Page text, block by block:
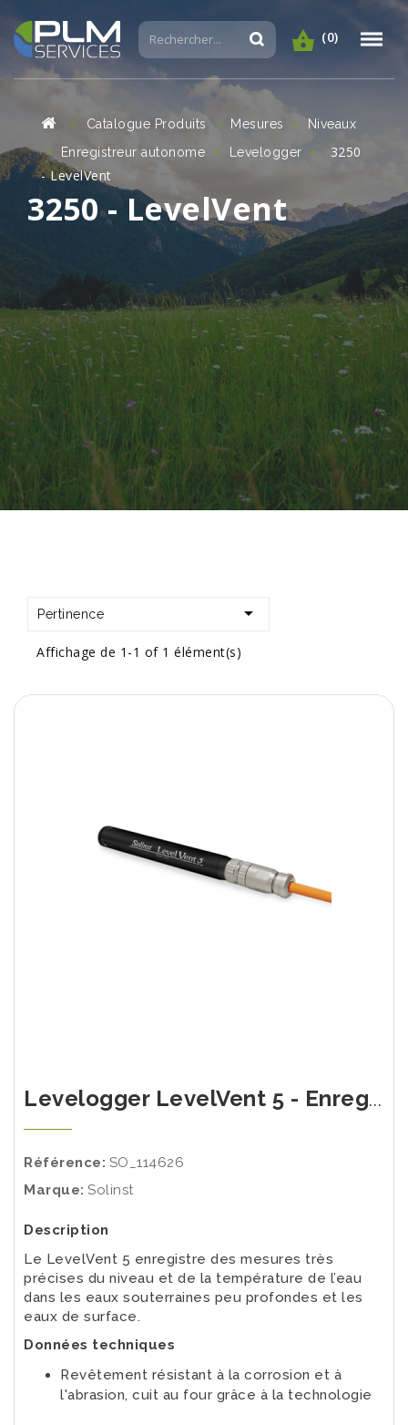
(0)
Catalogue Produits Mesures
Niveaux
Enregistreur autonome
Levelogger
3250
- LevelVent
3250 - LevelVent
Pertinence 
Affichage de 1-1 of 1 élément(s)
Levelogger LevelVent 5 - Enregistreur de niveau d'eau ventilé
Référence: SO_114626
Marque: Solinst
Description
Le LevelVent 5 enregistre des mesures très
précises du niveau et de la température de l’eau
dans les eaux souterraines peu profondes et les
eaux de surface.
Données techniques
Revêtement résistant à la corrosion et à
l'abrasion, cuit au four grâce à la technologie